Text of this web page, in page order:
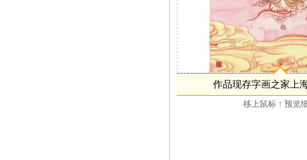
作品现存字画之家上
移上鼠标 ↑ 预览